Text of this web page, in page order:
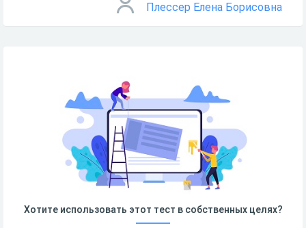
Плессер Елена Борисовна
Хотите использовать этот тест в собственных целях?